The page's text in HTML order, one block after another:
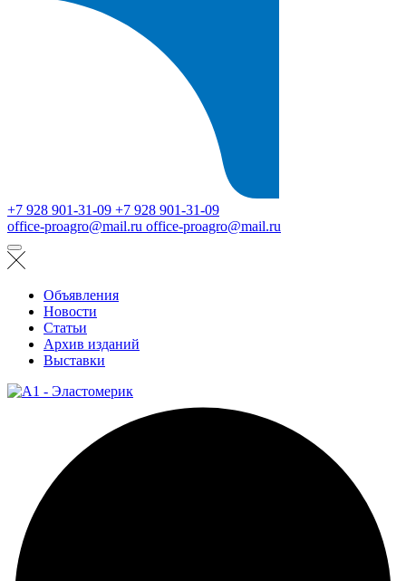
+7 928 901-31-09 +7 928 901-31-09
office-proagro@mail.ru office-proagro@mail.ru
Объявления
Новости
Статьи
Архив изданий
Выставки